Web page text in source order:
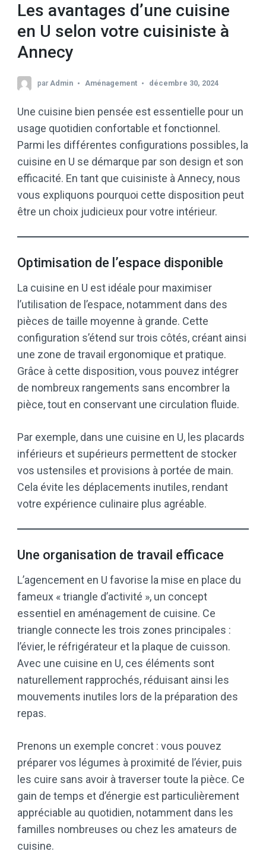
Les avantages d’une cuisine
en U selon votre cuisiniste à
Annecy
par Admin Aménagement décembre 30, 2024
Une cuisine bien pensée est essentielle pour un
usage quotidien confortable et fonctionnel.
Parmi les différentes configurations possibles, la
cuisine en U se démarque par son design et son
efficacité. En tant que cuisiniste à Annecy, nous
vous expliquons pourquoi cette disposition peut
être un choix judicieux pour votre intérieur.
Optimisation de l’espace disponible
La cuisine en U est idéale pour maximiser
l’utilisation de l’espace, notamment dans des
pièces de taille moyenne à grande. Cette
configuration s’étend sur trois côtés, créant ainsi
une zone de travail ergonomique et pratique.
Grâce à cette disposition, vous pouvez intégrer
de nombreux rangements sans encombrer la
pièce, tout en conservant une circulation fluide.
Par exemple, dans une cuisine en U, les placards
inférieurs et supérieurs permettent de stocker
vos ustensiles et provisions à portée de main.
Cela évite les déplacements inutiles, rendant
votre expérience culinaire plus agréable.
Une organisation de travail efficace
L’agencement en U favorise la mise en place du
fameux « triangle d’activité », un concept
essentiel en aménagement de cuisine. Ce
triangle connecte les trois zones principales :
l’évier, le réfrigérateur et la plaque de cuisson.
Avec une cuisine en U, ces éléments sont
naturellement rapprochés, réduisant ainsi les
mouvements inutiles lors de la préparation des
repas.
Prenons un exemple concret : vous pouvez
préparer vos légumes à proximité de l’évier, puis
les cuire sans avoir à traverser toute la pièce. Ce
gain de temps et d’énergie est particulièrement
appréciable au quotidien, notamment dans les
familles nombreuses ou chez les amateurs de
cuisine.